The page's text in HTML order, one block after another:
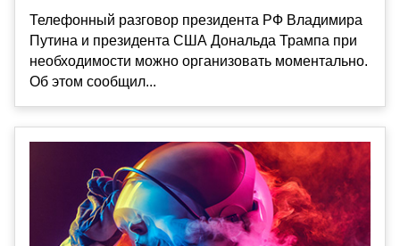
Телефонный разговор президента РФ Владимира
Путина и президента США Дональда Трампа при
необходимости можно организовать моментально.
Об этом сообщил...